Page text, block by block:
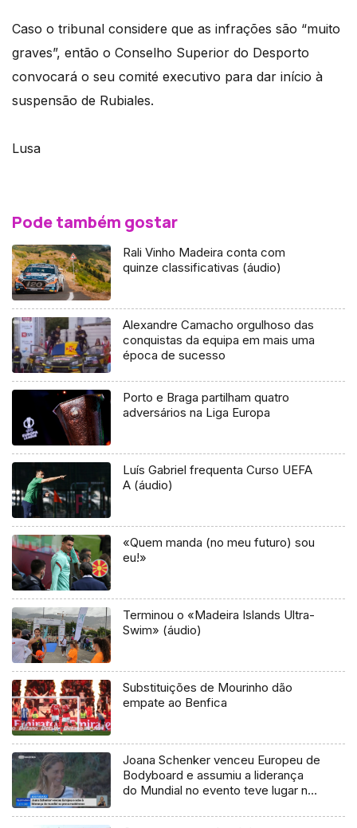
Caso o tribunal considere que as infrações são “muito
graves”, então o Conselho Superior do Desporto
convocará o seu comité executivo para dar início à
suspensão de Rubiales.
Lusa
Pode também gostar
Rali Vinho Madeira conta com
quinze classificativas (áudio)
Alexandre Camacho orgulhoso das
conquistas da equipa em mais uma
época de sucesso
Porto e Braga partilham quatro
adversários na Liga Europa
Luís Gabriel frequenta Curso UEFA
A (áudio)
«Quem manda (no meu futuro) sou
eu!»
Terminou o «Madeira Islands Ultra-
Swim» (áudio)
Substituições de Mourinho dão
empate ao Benfica
Joana Schenker venceu Europeu de
Bodyboard e assumiu a liderança
do Mundial no evento teve lugar na